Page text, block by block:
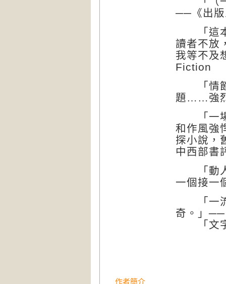
──《出版
「這本
讀者不放
我等不及
Fiction
「情節
題……強
「一場
和作風強
探小說，
中西部書
「動人
一個接一
「一流
奇。」──
「文字
作者簡介